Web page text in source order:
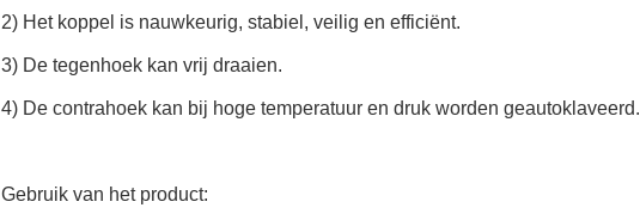
2) Het koppel is nauwkeurig, stabiel, veilig en efficiënt.
3) De tegenhoek kan vrij draaien.
4) De contrahoek kan bij hoge temperatuur en druk worden geautoklaveerd.
Gebruik van het product: